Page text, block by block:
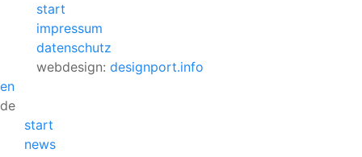
start
impressum
datenschutz
webdesign: designport.info
en
de
start
news